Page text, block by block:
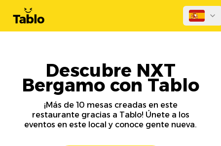
Descubre NXT
Bergamo con Tablo
¡Más de 10 mesas creadas en este
restaurante gracias a Tablo! Únete a los
eventos en este local y conoce gente nueva.